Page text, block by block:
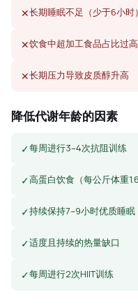
✕长期睡眠不足（少于6小时）
✕饮食中超加工食品占比过高
✕长期压力导致皮质醇升高
降低代谢年龄的因素
✓每周进行3–4次抗阻训练
✓高蛋白饮食（每公斤体重
✓持续保持7–9小时优质睡眠
✓适度且持续的热量缺口
✓每周进行2次HIIT训练